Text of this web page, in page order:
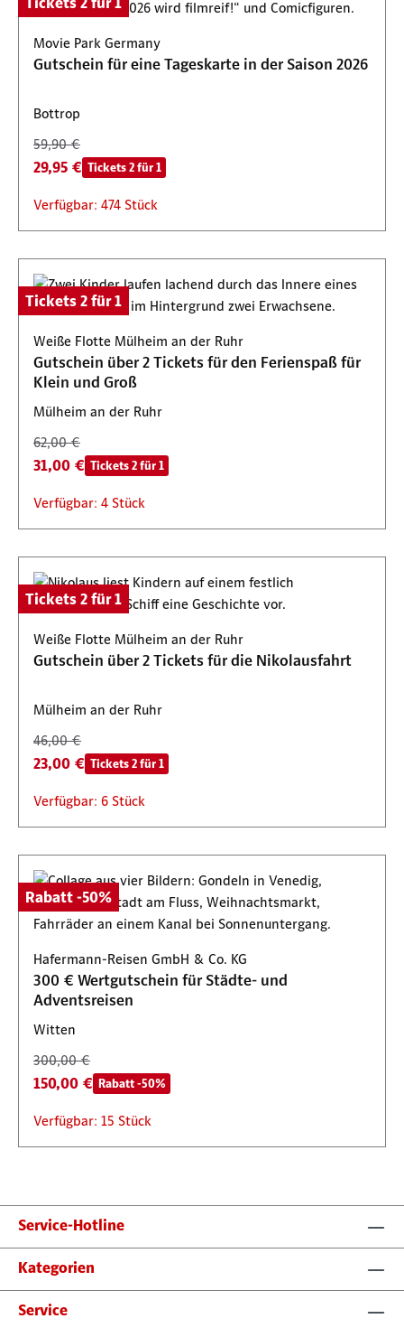
Movie Park Germany
Gutschein für eine Tageskarte in der Saison 2026
Bottrop
59,90 €
29,95 € Tickets 2 für 1
Verfügbar: 474 Stück
Tickets 2 für 1
Weiße Flotte Mülheim an der Ruhr
Gutschein über 2 Tickets für den Ferienspaß für
Klein und Groß
Mülheim an der Ruhr
62,00 €
31,00 € Tickets 2 für 1
Verfügbar: 4 Stück
Tickets 2 für 1
Weiße Flotte Mülheim an der Ruhr
Gutschein über 2 Tickets für die Nikolausfahrt
Mülheim an der Ruhr
46,00 €
23,00 € Tickets 2 für 1
Verfügbar: 6 Stück
Rabatt -50%
Hafermann-Reisen GmbH & Co. KG
300 € Wertgutschein für Städte- und
Adventsreisen
Witten
300,00 €
150,00 € Rabatt -50%
Verfügbar: 15 Stück
Service-Hotline
Kategorien
Service